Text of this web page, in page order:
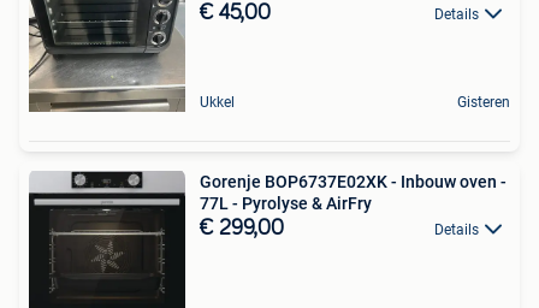
€ 45,00 Details
Ukkel Gisteren
Gorenje BOP6737E02XK - Inbouw oven -
77L - Pyrolyse & AirFry
€ 299,00 Details